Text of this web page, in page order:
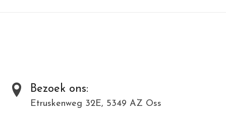
Bezoek ons:
Etruskenweg 32E, 5349 AZ Oss